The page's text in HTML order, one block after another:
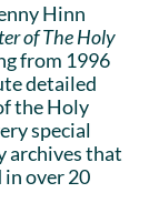
Hinn
of The Holy
from 1996
detailed
the Holy
special
archives that
in over 20